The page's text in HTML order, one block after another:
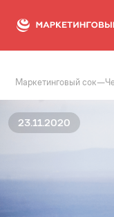
Маркетинговый сок—
23.11.2020